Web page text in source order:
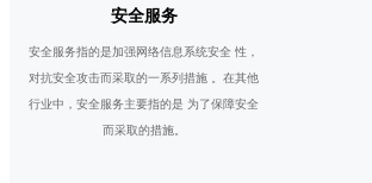
安全服务
安全服务指的是加强网络信息系统安全 性，
对抗安全攻击而采取的一系列措施 。在其他
行业中，安全服务主要指的是 为了保障安全
而采取的措施。